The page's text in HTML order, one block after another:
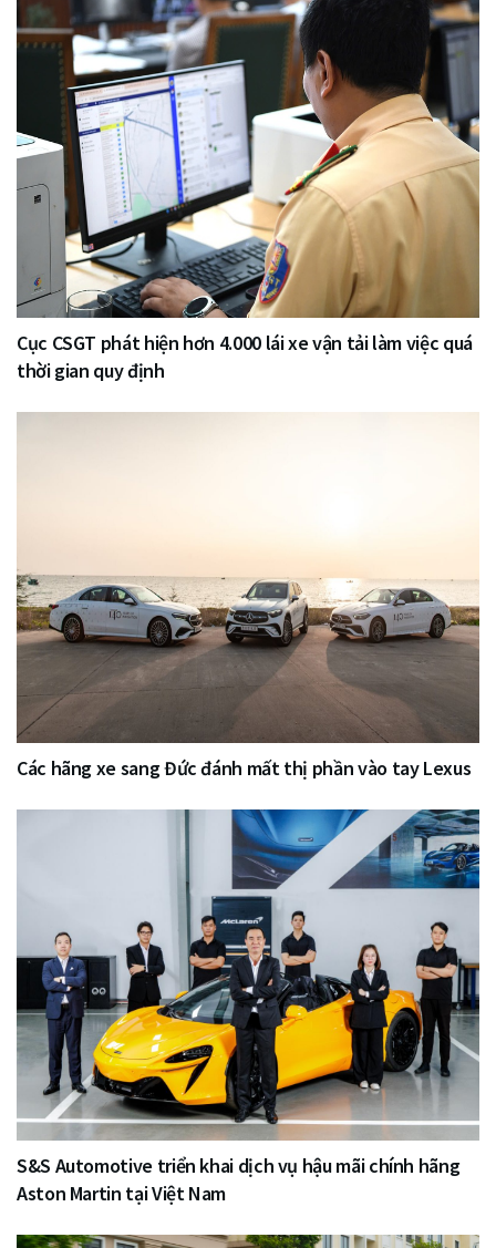
Cục CSGT phát hiện hơn 4.000 lái xe vận tải làm việc quá
thời gian quy định
Các hãng xe sang Đức đánh mất thị phần vào tay Lexus
S&S Automotive triển khai dịch vụ hậu mãi chính hãng
Aston Martin tại Việt Nam